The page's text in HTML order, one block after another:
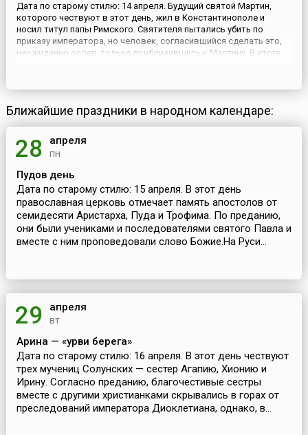
Дата по старому стилю: 14 апреля. Будущий святой Мартин,
которого чествуют в этот день, жил в Константинополе и
носил титул папы Римского. Святителя пытались убить по
приказу императора, но человек, согласившийся сделать это,
неожиданно ослеп, только приблизившись к Мартину. В итоге
Ближайшие праздники в народном календаре:
28 апреля
пн
Пудов день
Дата по старому стилю: 15 апреля. В этот день
православная церковь отмечает память апостолов от
семидесяти Аристарха, Пуда и Трофима. По преданию,
они были учениками и последователями святого Павла и
вместе с ним проповедовали слово Божие.На Руси...
29 апреля
вт
Арина — «урви берега»
Дата по старому стилю: 16 апреля. В этот день чествуют
трех мучениц Солунских — сестер Агапию, Хионию и
Ирину. Согласно преданию, благочестивые сестры
вместе с другими христианками скрывались в горах от
преследований императора Диоклетиана, однако, в...